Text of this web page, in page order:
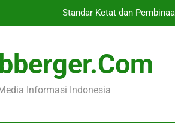
Standar Ketat dan
Rekomendasi
Informasi Indonesia